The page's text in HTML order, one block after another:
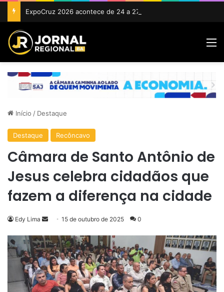
Início / Destaque
Destaque Recôncavo
Câmara de Santo Antônio de
Jesus celebra cidadãos que
fazem a diferença na cidade
Edy Lima
Mande
e-
mail
15 de outubro de 2025 0